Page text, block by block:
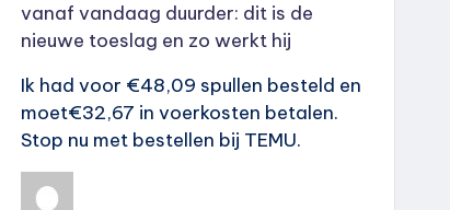
vanaf vandaag duurder: dit is de
nieuwe toeslag en zo werkt hij
Ik had voor €48,09 spullen besteld en
moet€32,67 in voerkosten betalen.
Stop nu met bestellen bij TEMU.